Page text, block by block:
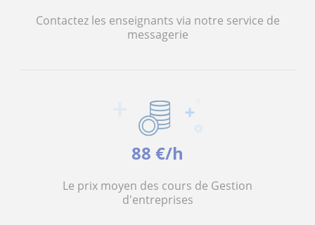
Contactez les enseignants via notre service de
messagerie
88 €/h
Le prix moyen des cours de Gestion
d'entreprises